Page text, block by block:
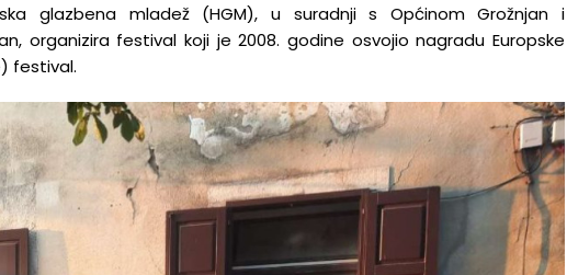
glazbena mladež (HGM), u suradnji s Općinom Grožnjan i
organizira festival koji je 2008. godine osvojio nagradu Europske
festival.